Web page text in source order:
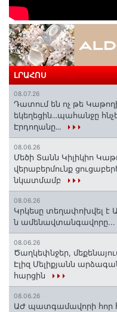
ԼՐԱՀՈՍ
08.07.26
Դատում են ոչ թե
եկեղեցին․․․պահանջը
Էրդողանը․․․
08.06.26
Մեծի Տանն Կիլիկիո
վերաբերմունք
նկատմամբ
08.06.26
Կրկեսը տեղափոխվել է
ն ամենավտանգավորը...
08.06.26
Ծաղկեփնջեր,
Էլիզ Մելիքյանն
հարցին
08.06.26
ԱԺ պատգամավորի հոր